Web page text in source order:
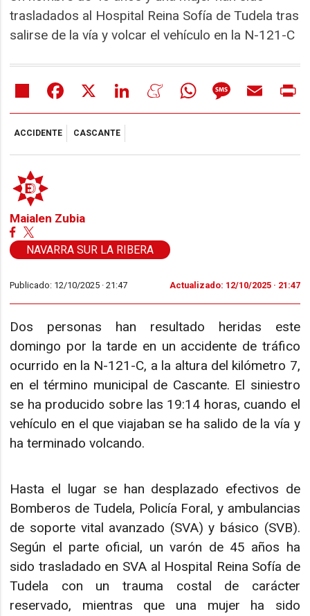
trasladados al Hospital Reina Sofía de Tudela tras
salirse de la vía y volcar el vehículo en la N-121-C
Share Facebook LinkedIn MeneameWhatsAppMessageEmail
ACCIDENTE CASCANTE
Maialen Zubia
NAVARRA SUR LA RIBERA
Publicado: 12/10/2025 ·21:47 Actualizado: 12/10/2025 · 21:47
Dos personas han resultado heridas este
domingo por la tarde en un accidente de tráfico
ocurrido en la N-121-C, a la altura del kilómetro 7,
en el término municipal de Cascante. El siniestro
se ha producido sobre las 19:14 horas, cuando el
vehículo en el que viajaban se ha salido de la vía y
ha terminado volcando.
Hasta el lugar se han desplazado efectivos de
Bomberos de Tudela, Policía Foral, y ambulancias
de soporte vital avanzado (SVA) y básico (SVB).
Según el parte oficial, un varón de 45 años ha
sido trasladado en SVA al Hospital Reina Sofía de
Tudela con un trauma costal de carácter
reservado, mientras que una mujer ha sido